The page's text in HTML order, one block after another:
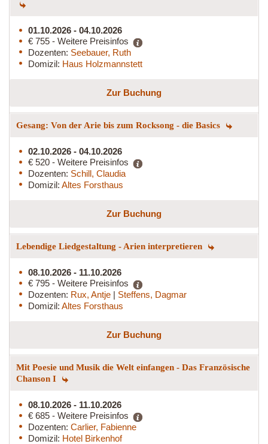
01.10.2026 - 04.10.2026
€ 755 - Weitere Preisinfos
Dozenten: Seebauer, Ruth
Domizil: Haus Holzmannstett
Zur Buchung
Gesang: Von der Arie bis zum Rocksong - die Basics
02.10.2026 - 04.10.2026
€ 520 - Weitere Preisinfos
Dozenten: Schill, Claudia
Domizil: Altes Forsthaus
Zur Buchung
Lebendige Liedgestaltung - Arien interpretieren
08.10.2026 - 11.10.2026
€ 795 - Weitere Preisinfos
Dozenten: Rux, Antje | Steffens, Dagmar
Domizil: Altes Forsthaus
Zur Buchung
Mit Poesie und Musik die Welt einfangen - Das Französische
Chanson I
08.10.2026 - 11.10.2026
€ 685 - Weitere Preisinfos
Dozenten: Carlier, Fabienne
Domizil: Hotel Birkenhof